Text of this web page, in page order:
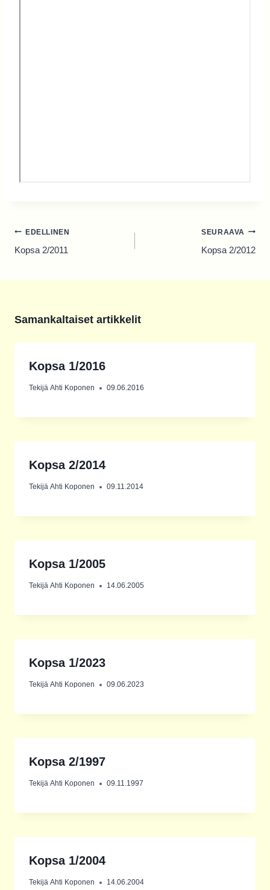
Artikkelien
selaus
EDELLINEN
Kopsa 2/2011
SEURAAVA
Kopsa 2/2012
Samankaltaiset artikkelit
Kopsa 1/2016
Tekijä Ahti Koponen 09.06.2016
Kopsa 2/2014
Tekijä Ahti Koponen 09.11.2014
Kopsa 1/2005
Tekijä Ahti Koponen 14.06.2005
Kopsa 1/2023
Tekijä Ahti Koponen 09.06.2023
Kopsa 2/1997
Tekijä Ahti Koponen 09.11.1997
Kopsa 1/2004
Tekijä Ahti Koponen 14.06.2004